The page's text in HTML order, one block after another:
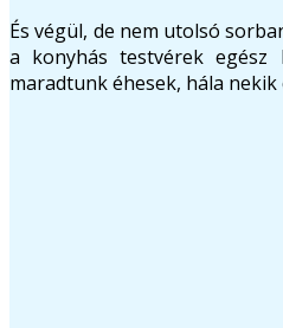
És végül, de nem utolsó
a konyhás testvérek egész
maradtunk éhesek, hála nekik